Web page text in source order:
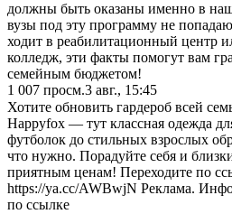
должны быть оказаны именно в
вузы под эту программу не
ходит в реабилитационный центр
колледж, эти факты помогут вам
семейным бюджетом!
1 007 просм.3 авг., 15:45
Хотите обновить гардероб всей
Happyfox — тут классная одежда
футболок до стильных взрослых
что нужно. Порадуйте себя и
приятным ценам! Переходите по
https://ya.cc/AWBwjN Реклама.
по ссылке